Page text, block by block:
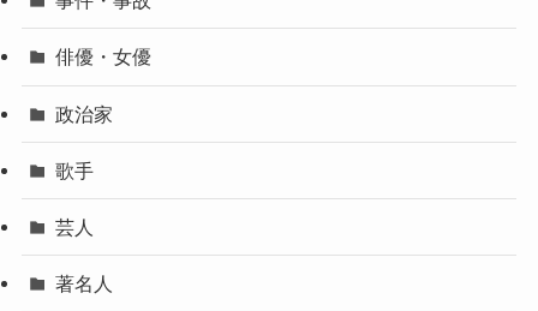
俳優・女優
政治家
歌手
芸人
著名人